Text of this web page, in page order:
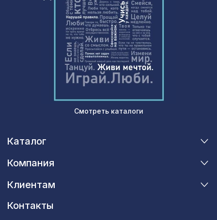
Смотреть каталоги
Каталог
Компания
Клиентам
Контакты